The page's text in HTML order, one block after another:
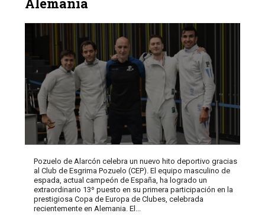
Pozuelo de Alarcón celebra un nuevo hito deportivo gracias
al Club de Esgrima Pozuelo (CEP). El equipo masculino de
espada, actual campeón de España, ha logrado un
extraordinario 13º puesto en su primera participación en la
prestigiosa Copa de Europa de Clubes, celebrada
recientemente en Alemania. El...